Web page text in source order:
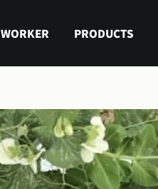
WORKER PRODUCTS